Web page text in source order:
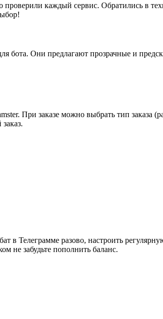
каждый сервис. Обратились в
бота. Они предлагают прозрачные и
При заказе можно выбрать тип
в Телеграмме разово, настроить
не забудьте пополнить баланс.